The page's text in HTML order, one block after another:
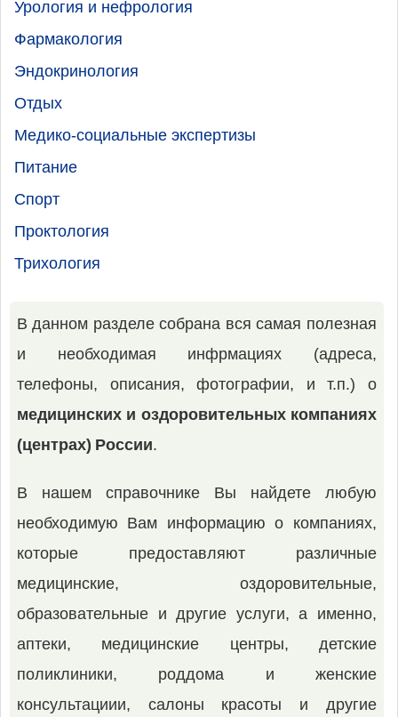
Урология и нефрология
Фармакология
Эндокринология
Отдых
Медико-социальные экспертизы
Питание
Спорт
Проктология
Трихология
В данном разделе собрана вся самая полезная
и необходимая инфрмациях (адреса,
телефоны, описания, фотографии, и т.п.) о
медицинских и оздоровительных компаниях
(центрах) России.
В нашем справочнике Вы найдете любую
необходимую Вам информацию о компаниях,
которые предоставляют различные
медицинские, оздоровительные,
образовательные и другие услуги, а именно,
аптеки, медицинские центры, детские
поликлиники, роддома и женские
консультациии, салоны красоты и другие